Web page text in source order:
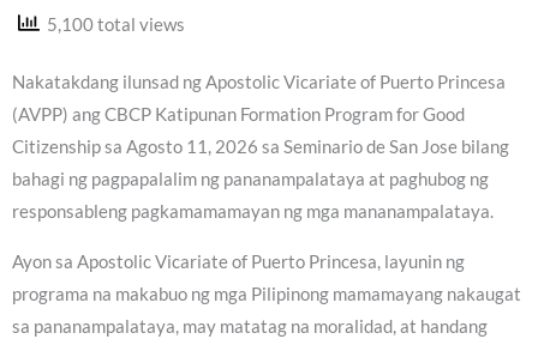
5,100 total views
Nakatakdang ilunsad ng Apostolic Vicariate of Puerto Princesa
(AVPP) ang CBCP Katipunan Formation Program for Good
Citizenship sa Agosto 11, 2026 sa Seminario de San Jose bilang
bahagi ng pagpapalalim ng pananampalataya at paghubog ng
responsableng pagkamamamayan ng mga mananampalataya.
Ayon sa Apostolic Vicariate of Puerto Princesa, layunin ng
programa na makabuo ng mga Pilipinong mamamayang nakaugat
sa pananampalataya, may matatag na moralidad, at handang